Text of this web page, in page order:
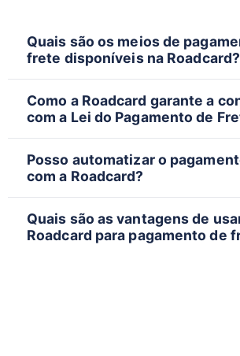
Quais são os meios de
frete disponíveis na Roadcard?
Pamcard Bradesco, Cartão Pamcard
Brasil, PIX, e a conta digital
permitir o pagamento de vale-
abastecimento.
Como a Roadcard garante a
com a Lei do Pagamento de
Sistema Pamcard para validar todas
informações e emitir o CIOT,
pagamento de frete siga a
Posso automatizar o
com a Roadcard?
programe e automatize os
o fluxo de caixa e a gestão financeira
Quais são as vantagens de
Roadcard para pagamento de